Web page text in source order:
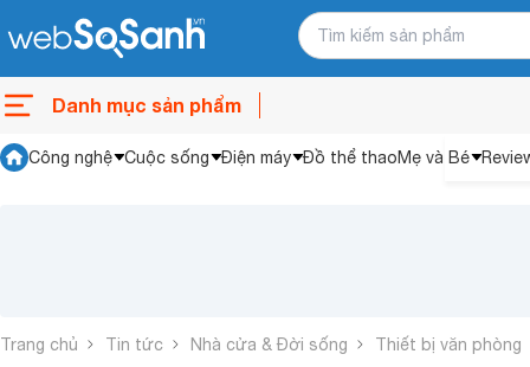
Danh mục sản phẩm
Công nghệ Cuộc sống Điện máy Đồ thể thaoMẹ và Bé
Trang chủ Tin tức Nhà cửa & Đời sống Thiết bị văn phòng